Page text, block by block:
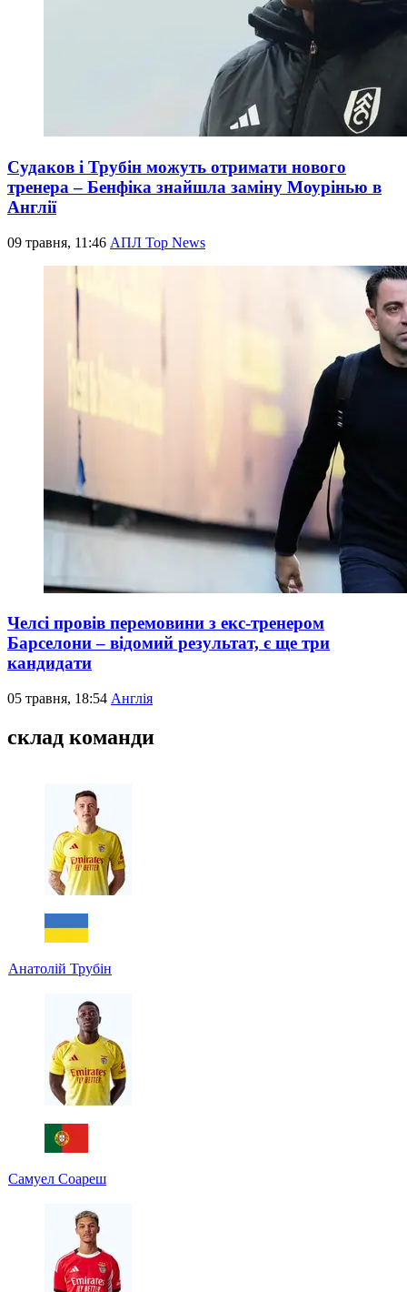
Судаков і Трубін можуть отримати нового
тренера – Бенфіка знайшла заміну Моурінью в
Англії
09 травня, 11:46 АПЛ Top News
Челсі провів перемовини з екс-тренером
Барселони – відомий результат, є ще три
кандидати
05 травня, 18:54 Англія
склад команди
Анатолій Трубін
Самуел Соареш